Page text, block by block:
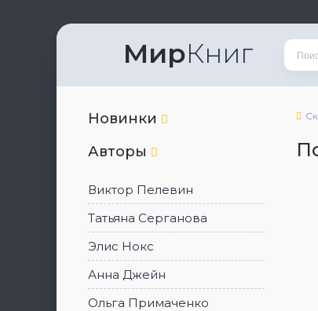
МирКниг
Новинки
Авторы
Виктор Пелевин
Татьяна Серганова
Элис Нокс
Анна Джейн
Ольга Примаченко